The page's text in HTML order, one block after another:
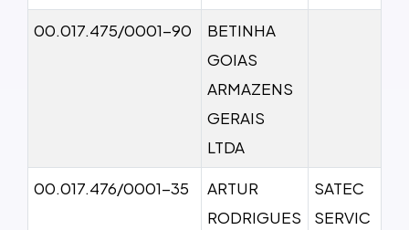
00.017.475/0001-90
BETINHA
GOIAS
ARMAZENS
GERAIS
LTDA
00.017.476/0001-35
ARTUR
RODRIGUES
SATEC
SERVIC